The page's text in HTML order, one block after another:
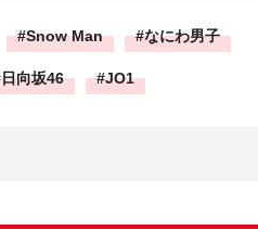
Snow Man なにわ男子
日向坂46 JO1